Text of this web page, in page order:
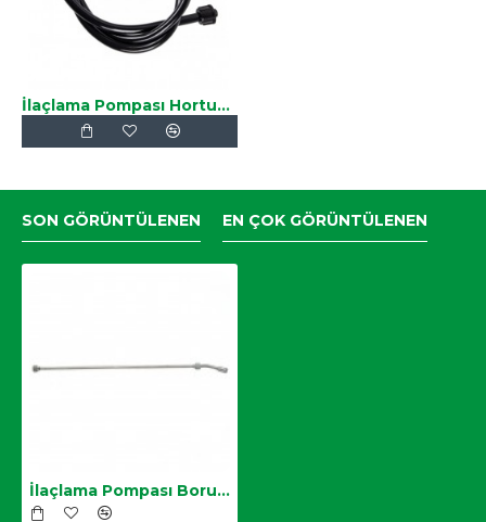
İlaçlama Pompası Hortumu
SON GÖRÜNTÜLENEN EN ÇOK GÖRÜNTÜLENEN
İlaçlama Pompası Borusu,Krom Lens